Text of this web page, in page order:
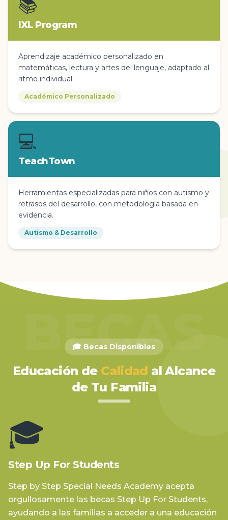
📚
IXL Program
Aprendizaje académico personalizado en
matemáticas, lectura y artes del lenguaje, adaptado al
ritmo individual.
Académico Personalizado
💻
TeachTown
Herramientas especializadas para niños con autismo y
retrasos del desarrollo, con metodología basada en
evidencia.
Autismo & Desarrollo
BECAS
🎓 Becas Disponibles
Educación de Calidad al Alcance
de Tu Familia
🎓
Step Up For Students
Step by Step Special Needs Academy acepta
orgullosamente las becas Step Up For Students,
ayudando a las familias a acceder a una educación